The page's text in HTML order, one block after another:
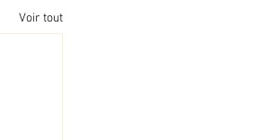
Voir tout